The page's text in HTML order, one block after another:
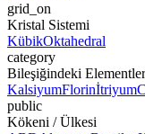
grid_on
Kristal Sistemi
KübikOktahedral
category
Bileşiğindeki Elementler
KalsiyumFlorinİtriyum
public
Kökeni / Ülkesi